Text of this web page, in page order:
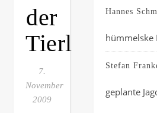
der
Tierliebe
7.
November
2009
Hannes
hümmelske
Stefan
geplante